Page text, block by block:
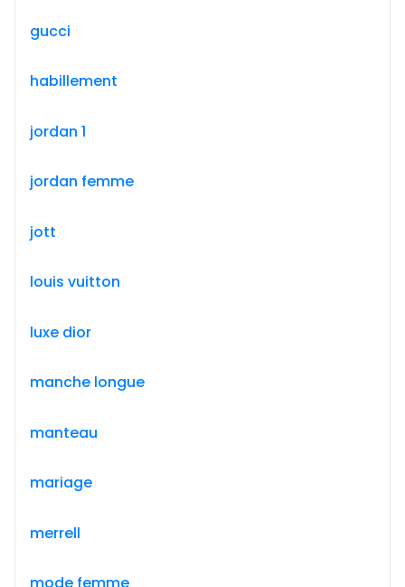
gucci
habillement
jordan 1
jordan femme
jott
louis vuitton
luxe dior
manche longue
manteau
mariage
merrell